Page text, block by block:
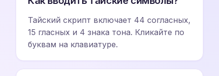
Тайский скрипт включает 44 согласных,
15 гласных и 4 знака тона. Кликайте по
буквам на клавиатуре.